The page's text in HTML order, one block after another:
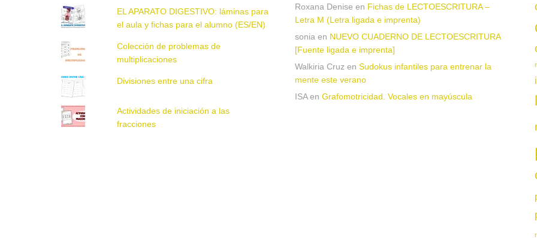
EL APARATO DIGESTIVO: láminas para
el aula y fichas para el alumno (ES/EN)
Colección de problemas de
multiplicaciones
Divisiones entre una cifra
Actividades de iniciación a las
fracciones
Roxana Denise en Fichas de LECTOESCRITURA –
Letra M (Letra ligada e imprenta)
sonia en NUEVO CUADERNO DE LECTOESCRITURA
[Fuente ligada e imprenta]
Walkiria Cruz en Sudokus infantiles para entrenar la
mente este verano
ISAen Grafomotricidad. Vocales en mayúscula